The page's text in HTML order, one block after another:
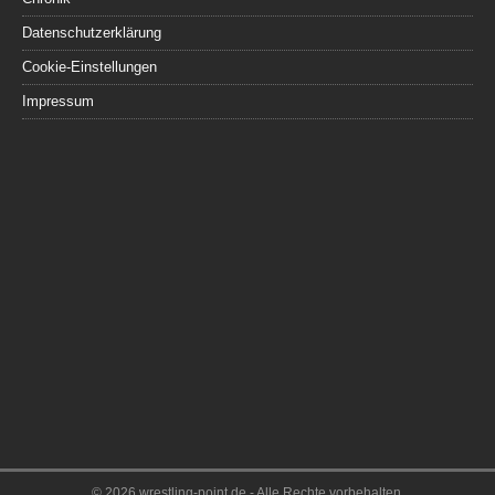
Datenschutzerklärung
Cookie-Einstellungen
Impressum